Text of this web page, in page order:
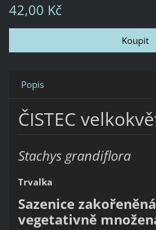
42,00 Kč
Popis
ČISTEC
Stachys grandiflora
Trvalka
Sazenice
vegetativně